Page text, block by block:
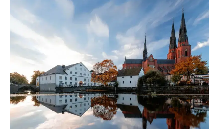
Manuellt Få hjälp
Välj tillvägagångssätt